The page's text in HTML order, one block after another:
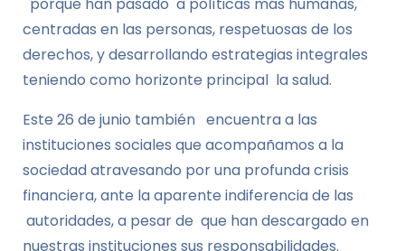
centradas en las personas, respetuosas de los
derechos, y desarrollando estrategias integrales
teniendo como horizonte principal la salud.
Este 26 de junio también encuentra a las
instituciones sociales que acompañamos a la
sociedad atravesando por una profunda crisis
financiera, ante la aparente indiferencia de las
autoridades, a pesar de que han descargado en
nuestras instituciones sus responsabilidades.